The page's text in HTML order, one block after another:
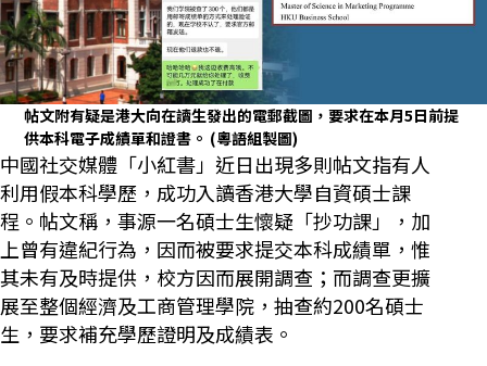
帖文附有疑是港大向在讀生發出的電郵截圖，要求在本月5日前提
供本科電子成績單和證書。 (粵語組製圖)
中國社交媒體「小紅書」近日出現多則帖文指有人
利用假本科學歷，成功入讀香港大學自資碩士課
程。帖文稱，事源一名碩士生懷疑「抄功課」，加
上曾有違紀行為，因而被要求提交本科成績單，惟
其未有及時提供，校方因而展開調查；而調查更擴
展至整個經濟及工商管理學院，抽查約200名碩士
生，要求補充學歷證明及成績表。